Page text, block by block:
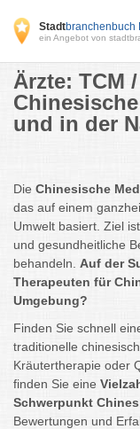
Stadtbranchenbuch
ein Angebot von
Ärzte: TCM
und in der
Die Chinesische
das auf einem
Umwelt basiert. Ziel
und gesundheitliche
behandeln. Auf der
Therapeuten für
Umgebung?
Finden Sie schnell
traditionelle
Kräutertherapie oder
finden Sie eine
Schwerpunkt
Bewertungen und